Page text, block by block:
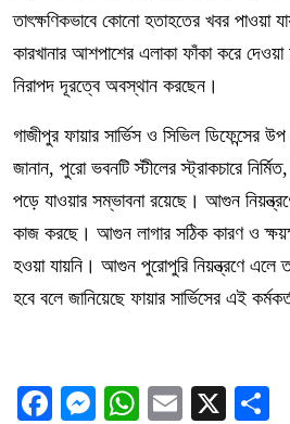
তাৎক্ষণিকভাবে কোনো হতাহতের খবর পাওয়া
কারখানার আশপাশের এলাকা ফাঁকা করে দেওয়া
নিরাপদ দূরত্বে অবস্থান করছেন।
গাজীপুর ফায়ার সার্ভিস ও সিভিল ডিফেন্সের
জানান, পুরো ভবনটি স্টীলের স্ট্রাকচারে
পড়ে যাওয়ার সম্ভাবনা রয়েছে। আগুন
কাজ করছে। আগুন লাগার সঠিক কারণ ও
হওয়া যায়নি। আগুন পুরোপুরি নিয়ন্ত্রণে এলে
হবে বলে জানিয়েছে ফায়ার সার্ভিসের এই
Facebook
Messenger
WhatsApp
Email
X